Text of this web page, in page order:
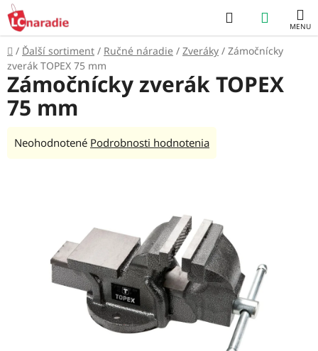
Prejsť
na
obsah
Hľadať
KOŠÍK
Domov
/ Ďalší sortiment / Ručné náradie / Zveráky / Zámočnícky
zverák TOPEX 75 mm
Zámočnícky zverák TOPEX
75 mm
Priemerné
hviezdičiek.
Neohodnotené Podrobnosti hodnotenia